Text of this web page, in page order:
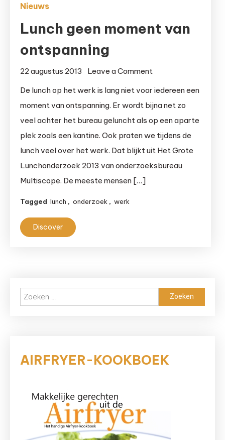
Nieuws
Lunch geen moment van
ontspanning
22 augustus 2013 Leave a Comment
moment
van
ontspanning
De lunch op het werk is lang niet voor iedereen een
moment van ontspanning. Er wordt bijna net zo
veel achter het bureau geluncht als op een aparte
plek zoals een kantine. Ook praten we tijdens de
lunch veel over het werk. Dat blijkt uit Het Grote
Lunchonderzoek 2013 van onderzoeksbureau
Multiscope. De meeste mensen […]
Tagged lunch , onderzoek , werk
Discover
Zoeken
naar:
AIRFRYER-KOOKBOEK